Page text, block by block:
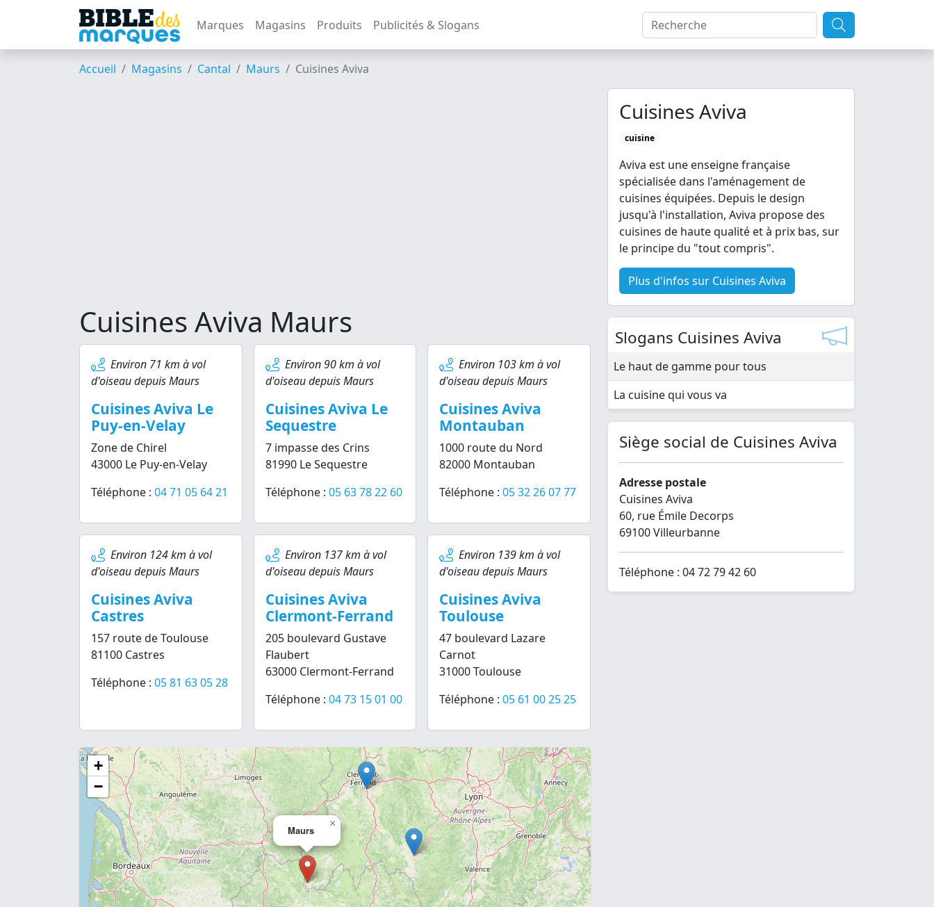
Marques Magasins Produits Publicités & Slogans
Accueil Magasins Cantal Maurs Cuisines Aviva
Cuisines Aviva Maurs
Environ 71 km à vol
d'oiseau depuis Maurs
Cuisines Aviva Le
Puy-en-Velay
Zone de Chirel
43000 Le Puy-en-Velay
Téléphone : 04 71 05 64 21
Environ 90 km à vol
d'oiseau depuis Maurs
Cuisines Aviva Le
Sequestre
7 impasse des Crins
81990 Le Sequestre
Téléphone : 05 63 78 22 60
Environ 103 km à vol
d'oiseau depuis Maurs
Cuisines Aviva
Montauban
1000 route du Nord
82000 Montauban
Téléphone :05 32 26 07 77
Environ 124 km à vol
d'oiseau depuis Maurs
Cuisines Aviva
Castres
157 route de Toulouse
81100 Castres
Téléphone : 05 81 63 05 28
Environ 137 km à vol
d'oiseau depuis Maurs
Cuisines Aviva
Clermont-Ferrand
205 boulevard Gustave
Flaubert
63000 Clermont-Ferrand
Téléphone : 04 73 15 01 00
Environ 139 km à vol
d'oiseau depuis Maurs
Cuisines Aviva
Toulouse
47 boulevard Lazare
Carnot
31000 Toulouse
Téléphone :05 61 00 25 25
Maurs
×
+
−
Cuisines Aviva
cuisine
Aviva est une enseigne française
spécialisée dans l'aménagement de
cuisines équipées. Depuis le design
jusqu'à l'installation, Aviva propose des
cuisines de haute qualité et à prix bas, sur
le principe du "tout compris".
Plus d'infos sur Cuisines Aviva
Slogans Cuisines Aviva
Le haut de gamme pour tous
La cuisine qui vous va
Siège social de Cuisines Aviva
Adresse postale
Cuisines Aviva
60, rue Émile Decorps
69100 Villeurbanne
Téléphone : 04 72 79 42 60